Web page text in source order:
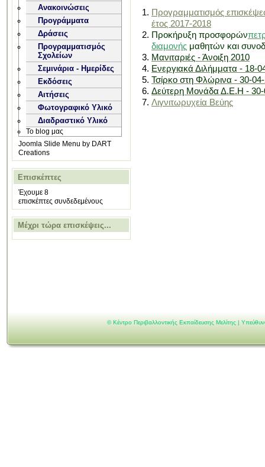
Ανακοινώσεις
Προγράμματα
Δράσεις
Προγραμματισμός
Σχολείων
Σεμινάρια - Ημερίδες
Εκδόσεις
Αιτήσεις
Φωτογραφικό Υλικό
Διαδραστικό Υλικό
Το blog μας
Joomla Slide Menu by DART
Creations
Επισκέπτες
Έχουμε 8
επισκέπτες συνδεδεμένους
Μέχρι τώρα επισκέψεις...
Προγραμματισμός
έτος 2017-2018
Προκήρυξη προσφορών
διαμονήςμαθητών και
Μανιταριές - Άνοιξη 2010
Ενεργιακά Διλήμματα - 18-
Τσίρκο στη Φλώρινα - 30-
Δεύτερη Μονάδα Δ.Ε.Η - 30-
Λιγνιτωρυχεία Βεύης
© Κέντρο Περιβαλλοντικής Εκπαίδευσης Μελίτης |